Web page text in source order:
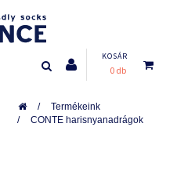
KOSÁR
0 db
Termékeink
CONTE harisnyanadrágok